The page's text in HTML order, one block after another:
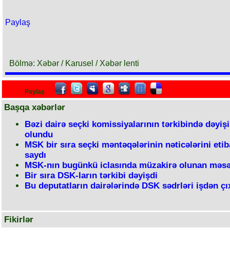
Paylaş
Bölmə: Xəbər / Karusel / Xəbər lenti
Paylaş
Başqa xəbərlər
Bəzi dairə seçki komissiyalarının tərkibində
olundu
MSK bir sıra seçki məntəqələrinin nəticələrini
saydı
MSK-nın bugünkü iclasında müzakirə olunan
Bir sıra DSK-ların tərkibi dəyişdi
Bu deputatların dairələrində DSK sədrləri işdən
Fikirlər